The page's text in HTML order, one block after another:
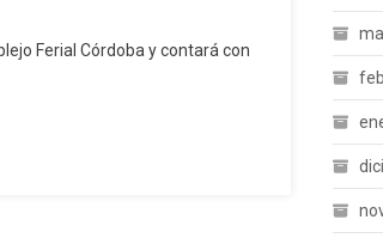
Ferial Córdoba y contará con